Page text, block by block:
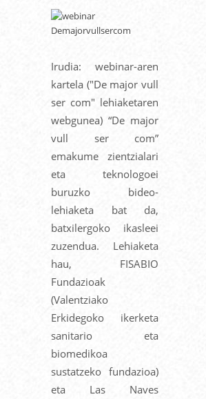
Irudia: webinar-aren
kartela ("De major vull
ser com" lehiaketaren
webgunea) “De major
vull ser com”
emakume zientzialari
eta teknologoei
buruzko bideo-
lehiaketa bat da,
batxilergoko ikasleei
zuzendua. Lehiaketa
hau, FISABIO
Fundazioak
(Valentziako
Erkidegoko ikerketa
sanitario eta
biomedikoa
sustatzeko fundazioa)
eta Las Naves